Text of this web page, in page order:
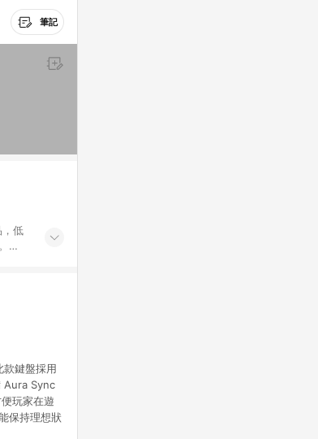
筆記
低
款鍵盤採用
Aura Sync
玩家在遊
保持理想狀